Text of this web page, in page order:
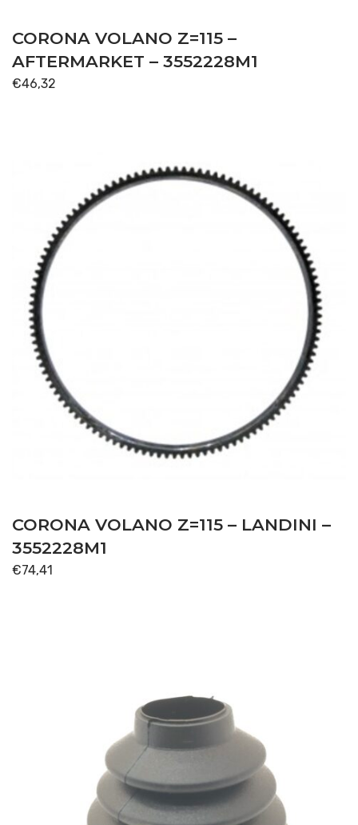
CORONA VOLANO Z=115 –
AFTERMARKET – 3552228M1
€46,32
CORONA VOLANO Z=115 – LANDINI –
3552228M1
€74,41